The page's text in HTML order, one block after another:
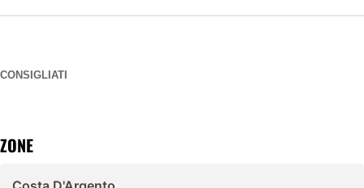
CONSIGLIATI
ZONE